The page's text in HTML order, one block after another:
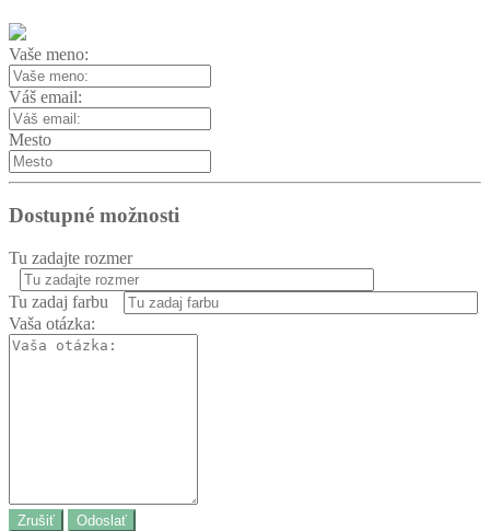
Vaše meno:
Váš email:
Mesto
Dostupné možnosti
Tu zadajte rozmer
Tu zadaj farbu
Vaša otázka:
Zrušiť Odoslať